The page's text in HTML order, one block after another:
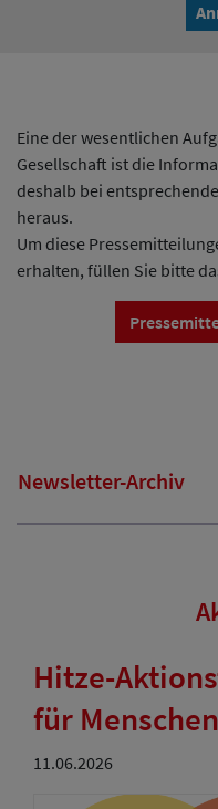
Eine der wesentlichen
Gesellschaft ist die
deshalb bei
heraus.
Um diese
erhalten, füllen Sie bitte
Newsletter-Archiv
Hitze-
für
11.06.2026